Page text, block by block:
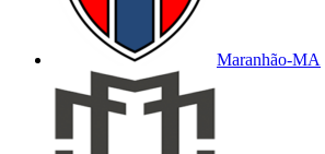
Maranhão-MA